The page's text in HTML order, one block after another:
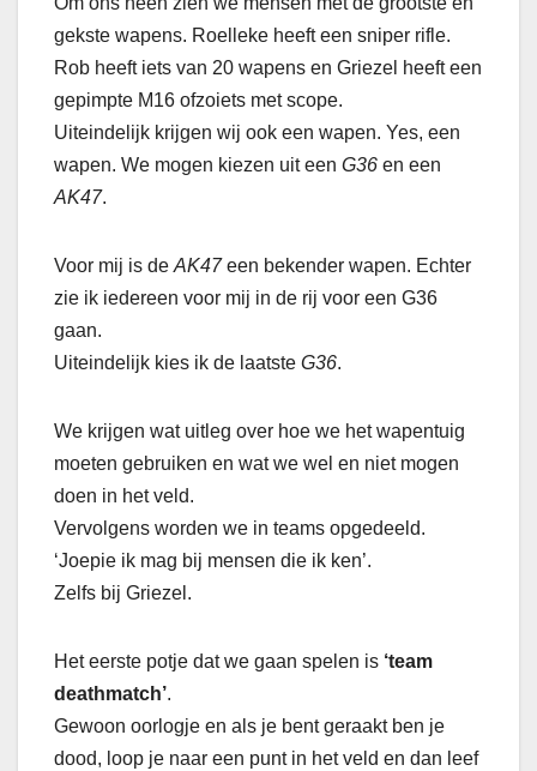
gekste wapens. Roelleke heeft een sniper rifle.
Rob heeft iets van 20 wapens en Griezel heeft een
gepimpte M16 ofzoiets met scope.
Uiteindelijk krijgen wij ook een wapen. Yes, een
wapen. We mogen kiezen uit een G36 en een
AK47.
Voor mij is de AK47een bekender wapen. Echter
zie ik iedereen voor mij in de rij voor een G36
gaan.
Uiteindelijk kies ik de laatste G36.
We krijgen wat uitleg over hoe we het wapentuig
moeten gebruiken en wat we wel en niet mogen
doen in het veld.
Vervolgens worden we in teams opgedeeld.
‘Joepie ik mag bij mensen die ik ken’.
Zelfs bij Griezel.
Het eerste potje dat we gaan spelen is ‘team
deathmatch’.
Gewoon oorlogje en als je bent geraakt ben je
dood, loop je naar een punt in het veld en dan leef